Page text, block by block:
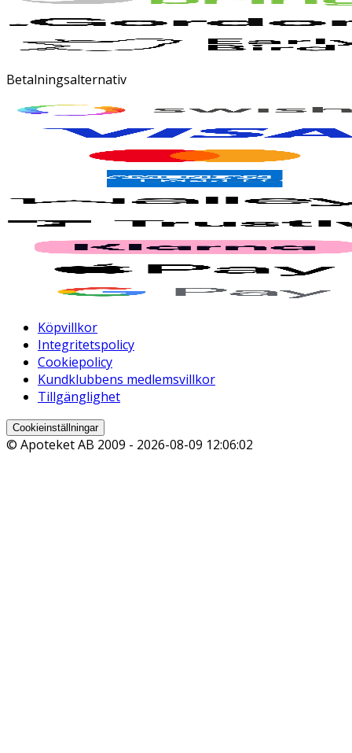
Betalningsalternativ
Köpvillkor
Integritetspolicy
Cookiepolicy
Kundklubbens medlemsvillkor
Tillgänglighet
Cookieinställningar
© Apoteket AB 2009 - 2026-08-09 12:06:02